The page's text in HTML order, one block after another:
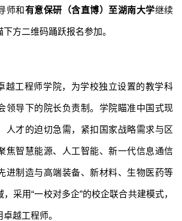
师和有意保研（含直博）至湖南大学继续
方二维码踊跃报名参加。
越工程师学院，为学校独立设置的教学科
领导下的院长负责制。学院瞄准中国式现
人才的迫切急需，紧扣国家战略需求与区
焦智慧能源、人工智能、新一代信息通信
进制造与高端装备、新材料、生物医药等
采用“一校对多企”的校企联合共建模式，
越工程师。